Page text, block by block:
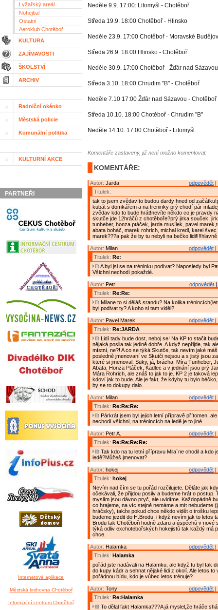
Lyžařský areál
Nohejbal
Ostatní
Aeroklub Chotěboř
KULTURA
ZAJÍMAVOSTI
ŠKOLSTVÍ
ARCHIV
Radniční okénko
Městská policie
Komunální politika
KULTURNÍ AKCE
PARTNEŘI
Internetové aplikace
Městská knihovna Chotěboř
Informační centrum Chotěboř
Neděle 9.9. 17:00: Litomyšl - Chotěboř
Středa 19.9. 18:00 Chotěboř - Hlinsko
Neděle 23.9. 17:00 Chotěboř - Moravské
Středa 26.9. 18:00 Hlinsko - Chotěboř
Neděle 30.9. 17:00 Chotěboř - Žďár nad Sázavou
Středa 3.10. 18:00 Chrudim "B" - Chotěboř
Neděle 7.10 17:00 Žďár nad Sázavou - Chotěboř
Středa 10.10. 18:00 Chotěboř - Chrudim "B"
Neděle 14.10. 17:00 Chotěboř - Litomyšl
Komentáře zastaveny, již není možno komentovat.
KOMENTÁŘE:
odpovědět |
Autor: Jarda
Titulek:
tak to jsem zvědav!to budou dardy hned od
kubát s domkářem a na treninky prý chodí pár
zvědav kdo to bude hrát!nevíte někdo co je pravdy
skutče jde 12hráčů z chotěboře?prý jirka souček,
tunheber, honza ptáček, jarda musílek, pavel
abata boháč, marek rohrich, michal kredl, karel švec
marek???a pak že by tu nebyli na bečko
odpovědět |
Autor: Milan
Titulek: Re:
A byl jsi se na tréninku podívat? Naposledy byl
Všichni nechodí pokaždé.
odpovědět
Autor: Petr
Titulek: Re:Re:
Milane to si děláš srandu? Na kolika
byl podivat ty? A koho si tam viděl?
odpovědět |
Autor: Pavel Marek
Titulek: Re:JARDA
Lidí tady bude dost, neboj se! Na KP to stačit
nějaká posila tak jedině dobře. A když nepřijde, tak
místní, ne?! A co se týká Skutče, tak nevím jaké
posledně jmenovaní ve Skutči nejsou a s jistý jsou
které si jmenoval. Suky, já, brácha, Míra Tunheber,
Abata, Honza Ptáček, Kadlec a v jednání jsou prý
Mára Rohrich, ale znáš to jak to je. KP 2 je taková
kdoví jak to bude. Ale je fakt, že kdyby tu bylo
by se to dokupy dalo.
odpovědět |
Autor: Milan
Titulek: Re:Re:Re:
Párkrát jsem byl jejich letní přípravě přítomen,
nechodí všichni, na trénincích na ledě je to jiné...
odpovědět |
Autor: Petr A.
Titulek: Re:Re:Re:Re:
Tak kdo na tu letní přípravu Mila¨ne chodil a kdo
ledě?Můžeš jmenovat?
odpovědět |
Autor: hokej
Titulek: hokej
Nevím nad čím se tu pořád rozčilujete. Děláte jak
očekávali, že přijdou posily a budeme hrát o postup.
myslím jsou dávno pryč, ale uvidíme. Každopádně
co hrajeme, na víc stejně nemáme a mít nebudeme
hráčsky), takže pokud chce někdo vidět o trošku
budeme jezdit do H.Brodu, i když nevím jak to letos
Brodu tak Chotěboři hodně zdaru a úspěchů v nové
týká odliv exchotebořských hokejistů tak každý má
chce.
odpovědět |
Autor: Halamka
Titulek: Halamka
pořád jste nadávali na Halamku, ale když tu byl tak
do kupy kádr a sehnat nějaké lidi z okolí. Ale letos to
pořádnou bídu, kdo je vůbec letos trénuje?
odpovědět |
Autor: Tony
Titulek: Re:Halamka
To dělal fakt Halamka???A já myslel,že hráče